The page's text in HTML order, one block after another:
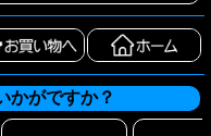
かがですか？